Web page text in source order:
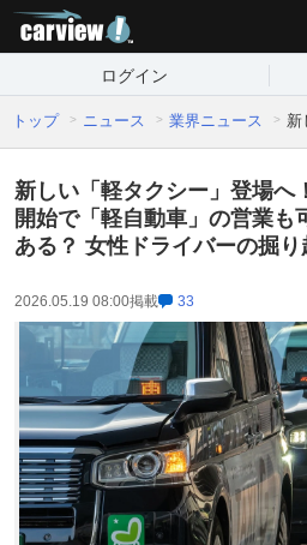
ログイン
トップ ニュース 業界ニュース 新
新しい「軽タクシー」登場へ
開始で「軽自動車」の営業も
ある？ 女性ドライバーの掘
2026.05.19 08:00掲載 33